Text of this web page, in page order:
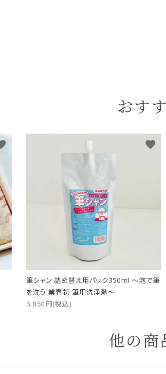
おす
筆シャン 詰め替え用パック350ml ～泡で筆
を洗う 業界初 筆用洗浄剤～
3,850円(税込)
favorite
他の商